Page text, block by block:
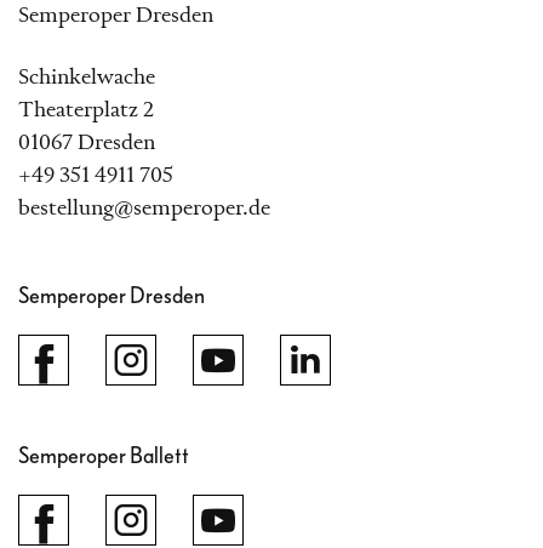
Semperoper Dresden
Schinkelwache
Theaterplatz 2
01067 Dresden
+49 351 4911 705
bestellung@semperoper.de
Semperoper Dresden
Semperoper Ballett